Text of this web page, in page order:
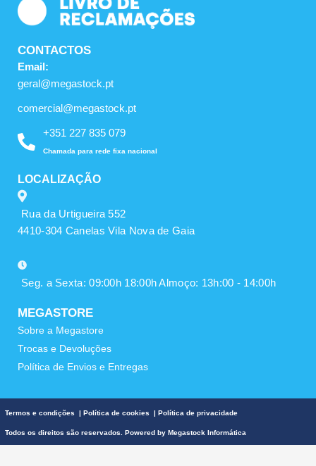
CONTACTOS
Email:
geral@megastock.pt
comercial@megastock.pt
+351 227 835 079
Chamada para rede fixa nacional
LOCALIZAÇÃO
Rua da Urtigueira 552
4410-304 Canelas Vila Nova de Gaia
Seg. a Sexta: 09:00h 18:00h Almoço: 13h:00 - 14:00h
MEGASTORE
Sobre a Megastore
Trocas e Devoluções
Política de Envios e Entregas
Termos e condições | Política de cookies | Política de privacidade
Todos os direitos são reservados. Powered by Megastock Informática